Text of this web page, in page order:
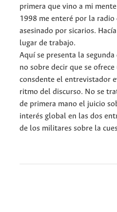
primera que vino a mi
1998 me enteré por la
asesinado por sicarios.
lugar de trabajo.
Aquí se presenta la
no sobre decir que se
consdente el entrevistador
ritmo del discurso. No se
de primera mano el juicio
interés global en las dos
de los militares sobre la